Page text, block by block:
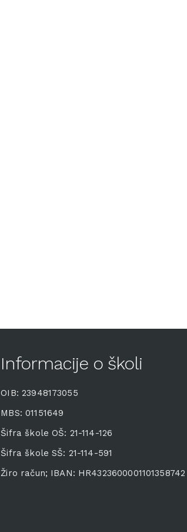
Informacije o školi
OIB: 23948173055
MBS: 01151649
Šifra škole OŠ: 21-114-126
Šifra škole SŠ: 21-114-591
Žiro račun; IBAN: HR4323600001101358742